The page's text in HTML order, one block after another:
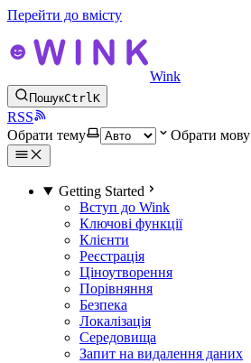
Перейти до вмісту
Wink
ПошукCtrlK
RSS
Обрати тему
Обрати мову
Getting Started
Вступ до Wink
Ключові функції
Клієнти
Реєстрація
Ціноутворення
Порівняння
Безпека
Локалізація
Середовища
Запит на видалення даних